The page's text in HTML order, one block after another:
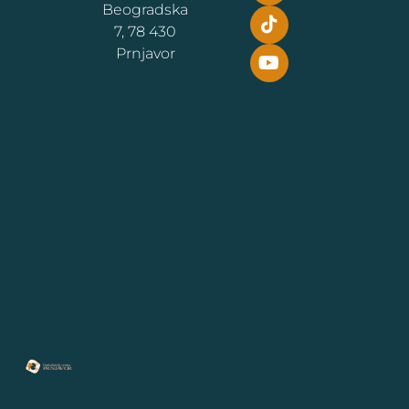
Beogradska
7, 78 430
Prnjavor
g
r
a
m
o
o
k
k
b
e